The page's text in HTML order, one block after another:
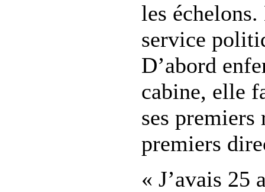
les
service
D’abord
cabine, elle
ses premiers
premiers
« J’avais 25